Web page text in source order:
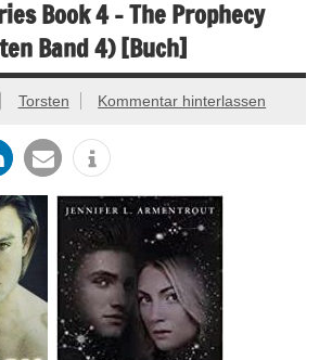
Book 4 – The Prophecy
Band 4) [Buch]
Torsten Kommentar hinterlassen